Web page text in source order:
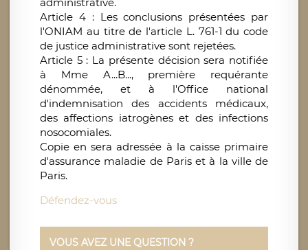
Article 4 : Les conclusions présentées par
l'ONIAM au titre de l'article L. 761-1 du code
de justice administrative sont rejetées.
Article 5 : La présente décision sera notifiée
à Mme A...B..., première requérante
dénommée, et à l'Office national
d'indemnisation des accidents médicaux,
des affections iatrogènes et des infections
nosocomiales.
Copie en sera adressée à la caisse primaire
d'assurance maladie de Paris et à la ville de
Paris.
Défendez-vous
VOUS AVEZ UNE QUESTION ?